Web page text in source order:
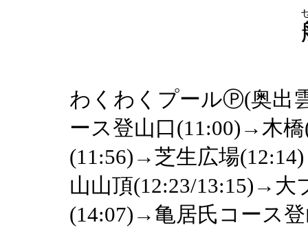
わくわくプールⓅ(奥出
ース登山口(11:00)→木
(11:56)→芝生広場
山山頂(12:23/13:15)→
(14:07)→亀居氏コース